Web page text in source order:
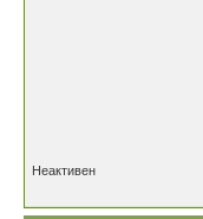
Неактивен